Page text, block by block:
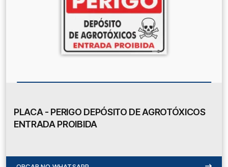
PLACA - PERIGO DEPÓSITO DE AGROTÓXICOS
ENTRADA PROIBIDA